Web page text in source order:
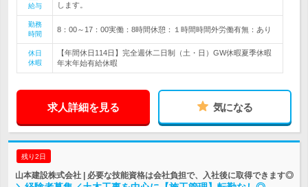
給与
します。
勤務
時間
8：00～17：00実働：8時間休憩：１時間時間外労働有無：あり
休日
休暇
【年間休日114日】完全週休二日制（土・日）GW休暇夏季休暇
年末年始有給休暇
求人詳細を見る 気になる
残り2日
山本建設株式会社 | 必要な技能資格は会社負担で、入社後に取得できます◎